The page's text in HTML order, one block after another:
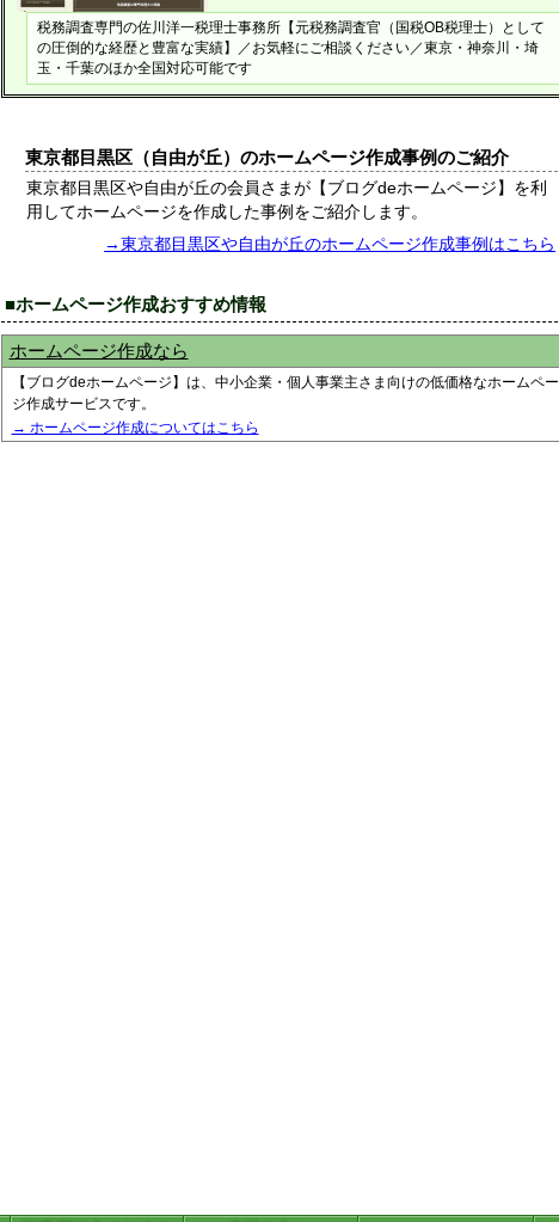
税務調査専門の佐川洋一税理士事務所【元税務調査官（国税OB税理士）として
の圧倒的な経歴と豊富な実績】／お気軽にご相談ください／東京・神奈川・埼
玉・千葉のほか全国対応可能です
東京都目黒区（自由が丘）のホームページ作成事例のご紹介
東京都目黒区や自由が丘の会員さまが【ブログdeホームページ】を利
用してホームページを作成した事例をご紹介します。
→東京都目黒区や自由が丘のホームページ作成事例はこちら
■ホームページ作成おすすめ情報
ホームページ作成なら
【ブログdeホームページ】は、中小企業・個人事業主さま向けの低価格なホームペー
ジ作成サービスです。
→ ホームページ作成についてはこちら